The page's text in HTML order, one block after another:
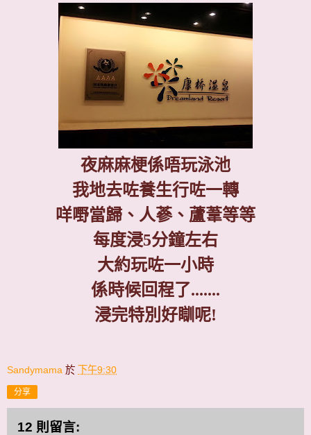
夜麻麻梗係唔玩泳池
我地去咗養生行咗一轉
咩嘢當歸、人蔘、蘆葦等等
每度浸5分鐘左右
大約玩咗一小時
係時候回程了.......
浸完特別好瞓呢!
Sandymama 於 下午9:30
分享
12 則留言: